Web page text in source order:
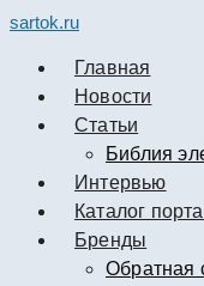
sartok.ru
Главная
Новости
Cтатьи
Библия
Интервью
Каталог
Бренды
Обратная